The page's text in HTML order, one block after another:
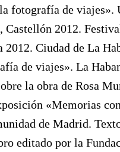
fotografía de viajes».
Castellón 2012.
2012. Ciudad de La
de viajes». La
la obra de Rosa
«Memorias
de Madrid.
editado por la